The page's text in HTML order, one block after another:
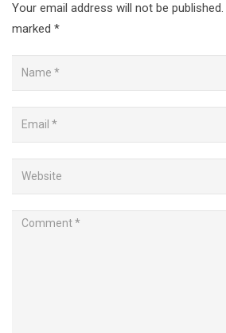
Your email address will not be published.
marked *